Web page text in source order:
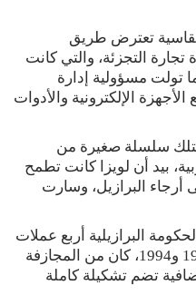
تعترض طريق
تجارة التجزئة، والتي كانت
40 عاما عندما تولت مسؤولية إدارة
الإلكترونية والأدوات
سلسلة صغيرة من
بيد أن لويزا كانت تطمح
البرازيل، وسارت
البرازيلية أربع عملات
مختلفة على الأقل بين عامي 1989 و1994، كان من المجازفة
تضم تشكيلة كاملة